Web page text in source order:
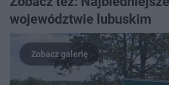
województwie lubuskim